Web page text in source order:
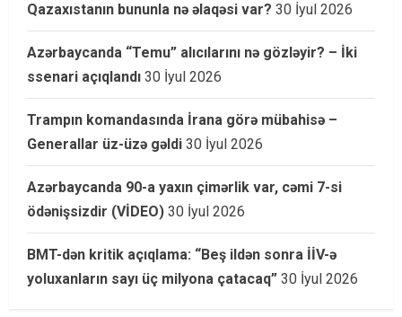
Qazaxıstanın bununla nə əlaqəsi var? 30 İyul 2026
Azərbaycanda “Temu” alıcılarını nə gözləyir? – İki
ssenari açıqlandı 30 İyul 2026
Trampın komandasında İrana görə mübahisə –
Generallar üz-üzə gəldi 30 İyul 2026
Azərbaycanda 90-a yaxın çimərlik var, cəmi 7-si
ödənişsizdir (VİDEO) 30 İyul 2026
BMT-dən kritik açıqlama: “Beş ildən sonra İİV-ə
yoluxanların sayı üç milyona çatacaq” 30 İyul 2026